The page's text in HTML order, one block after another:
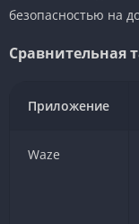
безопасностью на
Сравнительная
Приложение
Waze